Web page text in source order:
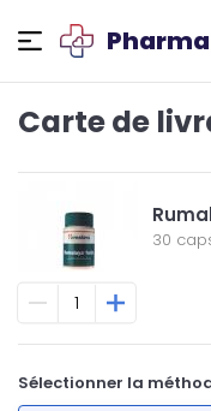
Carte de
30
Sélectionner la